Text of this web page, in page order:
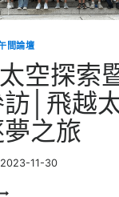
間論壇
空探索
│飛越
之旅
2023-11-30